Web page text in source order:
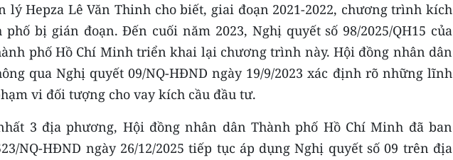
lý Hepza Lê Văn Thinh cho biết, giai đoạn 2021-2022, chương trình kích
bị gián đoạn. Đến cuối năm 2023, Nghị quyết số 98/2025/QH15 của
phố Hồ Chí Minh triển khai lại chương trình này. Hội đồng nhân dân
qua Nghị quyết 09/NQ-HĐND ngày 19/9/2023 xác định rõ những lĩnh
vi đối tượng cho vay kích cầu đầu tư.
3 địa phương, Hội đồng nhân dân Thành phố Hồ Chí Minh đã ban
NQ-HĐND ngày 26/12/2025 tiếp tục áp dụng Nghị quyết số 09 trên địa